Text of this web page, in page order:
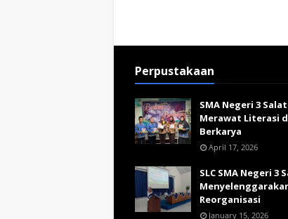
Perpustakaan
SMA Negeri 3
Merawat Literasi
Berkarya
April 17, 2026
SLC SMA Negeri 3
Reorganisasi
January 15, 2026